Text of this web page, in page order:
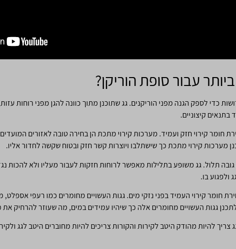
עבור סופת הוריקן?
כדי לספק הגנה מפני הוריקנים. גג שתוכנן מתוך כוונה להגן מפני רוחות
בתנאים קיצוניים.
חומר קירוי חזק ועמיד. מערכות קירוי מתכת הן בחירה טובה לאזורים המועדים
מערכות קירוי מתכת כך שישתלבו ויוצרות קשר חזק ובטוח שקשה לחדור אליו.
גובה תלול. גג משופע בתלילות מאפשר לרוחות חזקות לעבור מעליו ולא להכות
בו.
חומר קירוי העמיד בפני נזקי מים. גגות העשויים מחומרים כמו רעפי
לתכנן גגות העשויים מחומרים אלה כך שיהיו עמידים במים, מה שעוזר להרחיק
להיות מהודק היטב לקירות והקורות צריכים להיות מחוברים היטב לגג